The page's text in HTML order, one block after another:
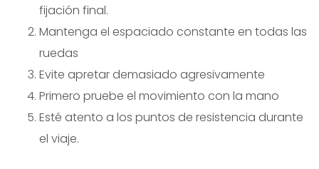
fijación final.
Mantenga el espaciado constante en todas las
ruedas
Evite apretar demasiado agresivamente
Primero pruebe el movimiento con la mano
Esté atento a los puntos de resistencia durante
el viaje.